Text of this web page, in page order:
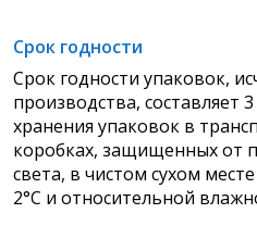
Срок годности
Срок годности упаковок,
производства, составляет
хранения упаковок в
коробках, защищенных от
света, в чистом сухом
2°С и относительной